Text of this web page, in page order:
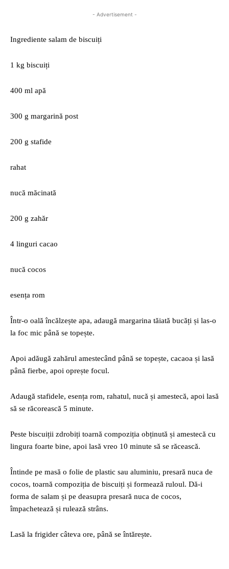
- Advertisement -
Ingrediente salam de biscuiți
1 kg biscuiți
400 ml apă
300 g margarină post
200 g stafide
rahat
nucă măcinată
200 g zahăr
4 linguri cacao
nucă cocos
esența rom
Într-o oală încălzește apa, adaugă margarina tăiată bucăți și las-o
la foc mic până se topește.
Apoi adăugă zahărul amestecând până se topește, cacaoa și lasă
până fierbe, apoi oprește focul.
Adaugă stafidele, esența rom, rahatul, nucă și amestecă, apoi lasă
să se răcorească 5 minute.
Peste biscuiții zdrobiți toarnă compoziția obținută și amestecă cu
lingura foarte bine, apoi lasă vreo 10 minute să se răcească.
Întinde pe masă o folie de plastic sau aluminiu, presară nuca de
cocos, toarnă compoziția de biscuiți și formează ruloul. Dă-i
forma de salam și pe deasupra presară nuca de cocos,
împachetează și rulează strâns.
Lasă la frigider câteva ore, până se întărește.